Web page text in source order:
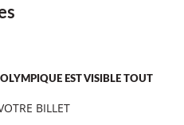
EST VISIBLE TOUT
BILLET